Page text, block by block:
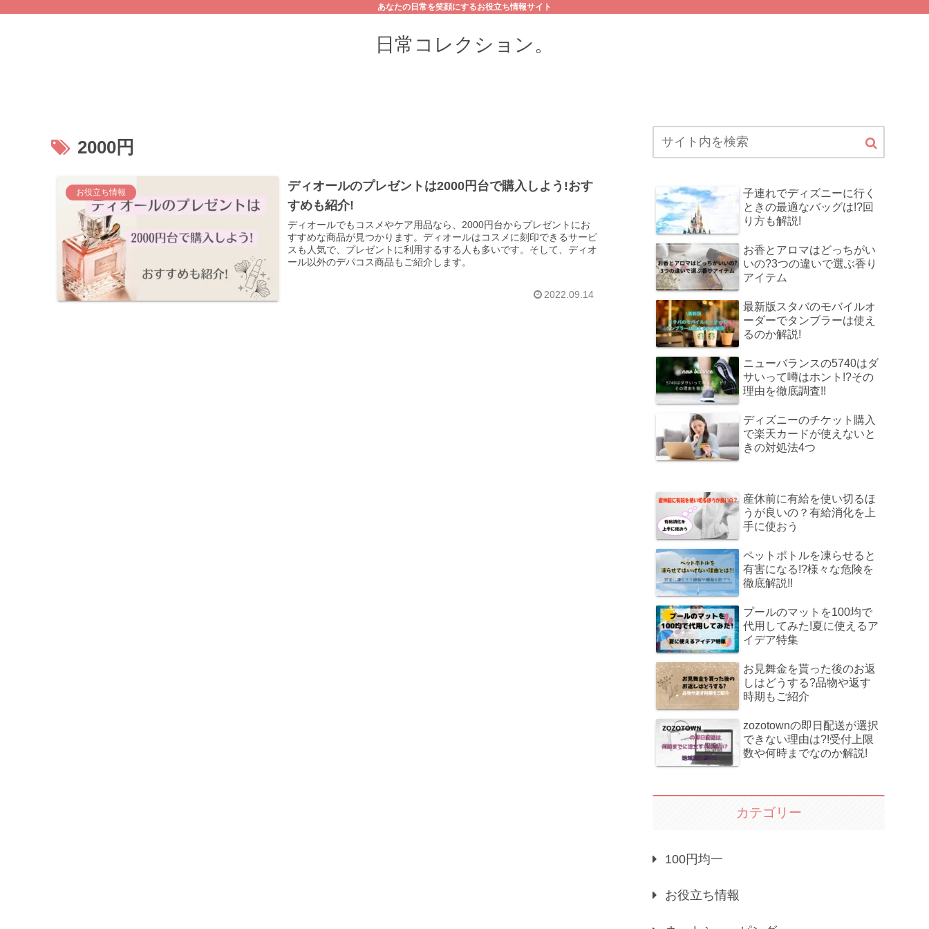
あなたの日常を笑顔にするお役立ち情報サイト
日常コレクション。
2000円
お役立ち情報
ディオールのプレゼントは2000円台で購入しよう!おす
すめも紹介!
ディオールでもコスメやケア用品なら、2000円台からプレゼントにお
すすめな商品が見つかります。ディオールはコスメに刻印できるサービ
スも人気で、プレゼントに利用するする人も多いです。そして、ディオ
ール以外のデパコス商品もご紹介します。
2022.09.14
子連れでディズニーに行く
ときの最適なバッグは!?回
り方も解説!
お香とアロマはどっちがい
いの?3つの違いで選ぶ香り
アイテム
最新版スタバのモバイルオ
ーダーでタンブラーは使え
るのか解説!
ニューバランスの5740はダ
サいって噂はホント!?その
理由を徹底調査!!
ディズニーのチケット購入
で楽天カードが使えないと
きの対処法4つ
産休前に有給を使い切るほ
うが良いの？有給消化を上
手に使おう
ペットポトルを凍らせると
有害になる!?様々な危険を
徹底解説!!
プールのマットを100均で
代用してみた!夏に使えるア
イデア特集
お見舞金を貰った後のお返
しはどうする?品物や返す
時期もご紹介
zozotownの即日配送が選択
できない理由は?!受付上限
数や何時までなのか解説!
カテゴリー
100円均一
お役立ち情報